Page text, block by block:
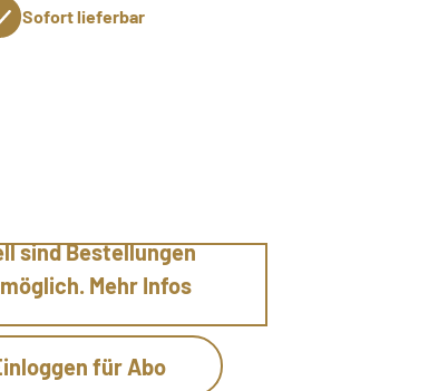
Sofort lieferbar
sind Bestellungen
Mehr Infos
für Abo